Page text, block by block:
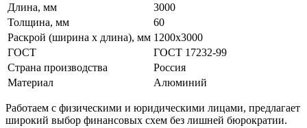
Длина, мм
3000
Толщина, мм
60
Раскрой (ширина х длина), мм 1200х3000
ГОСТ
ГОСТ 17232-99
Страна производства
Россия
Материал
Алюминий
Работаем с физическими и юридическими лицами, предлагает
широкий выбор финансовых схем без лишней бюрократии.